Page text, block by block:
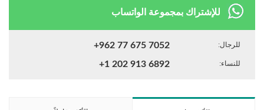
للإشتراك بمجموعة الواتساب
للرجال: +962 77 675 7052
للنساء: +1 202 913 6892